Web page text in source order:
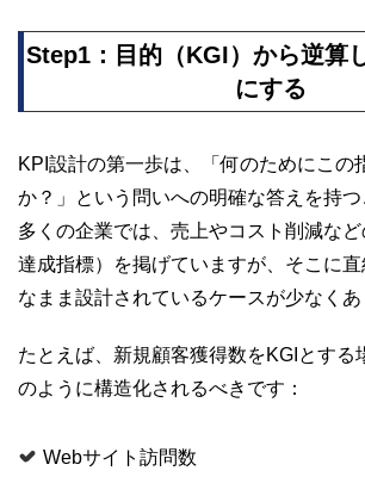
Step1：目的（KGI）から逆算
にする
KPI設計の第一歩は、「何のためにこの
か？」という問いへの明確な答えを持つ
多くの企業では、売上やコスト削減な
達成指標）を掲げていますが、そこに
なまま設計されているケースが少なくあ
たとえば、新規顧客獲得数をKGIとする
のように構造化されるべきです：
Webサイト訪問数